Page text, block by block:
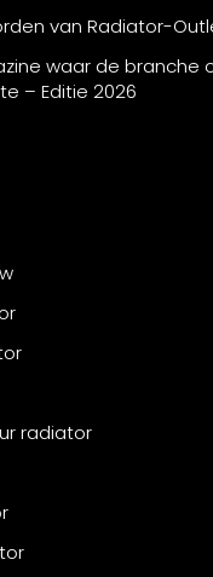
van Radiator-
waar de branche
– Editie 2026
radiator